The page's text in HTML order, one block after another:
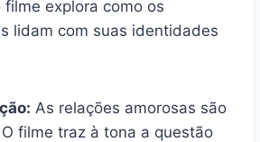
filme explora como os
lidam com suas identidades
As relações amorosas são
filme traz à tona a questão